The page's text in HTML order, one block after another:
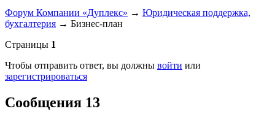
Форум Компании «Дуплекс» → Юридическая поддержка,
бухгалтерия → Бизнес-план
Страницы 1
Чтобы отправить ответ, вы должны войти или
зарегистрироваться
Сообщения 13